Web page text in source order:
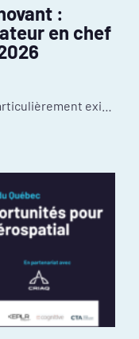
:
en chef